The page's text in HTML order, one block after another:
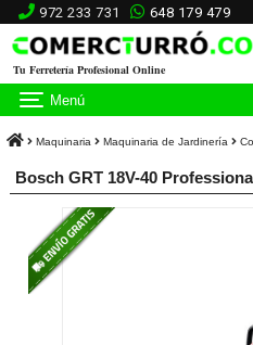
972 233 731 648 179 479
Tu Ferretería Profesional Online
Menú
Maquinaria Maquinaria de Jardinería
Bosch GRT 18V-40